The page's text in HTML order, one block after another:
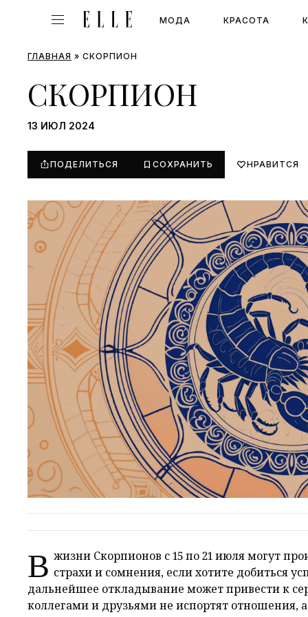
МОДА КРАСОТА
ГЛАВНАЯ » СКОРПИОН
СКОРПИОН
13 ИЮЛ 2024
ПОДЕЛИТЬСЯ СОХРАНИТЬ НРАВИТСЯ
В жизни Скорпионов с 15 по 21 июля могут
страхи и сомнения, если хотите добиться
дальнейшее откладывание может привести к
коллегами и друзьями не испортят отношения,